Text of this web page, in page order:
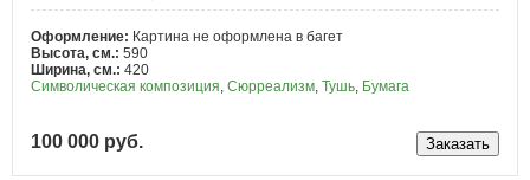
Оформление: Картина не оформлена в багет
Высота, см.: 590
Ширина, см.: 420
Символическая композиция Сюрреализм Тушь Бумага
100 000 руб.